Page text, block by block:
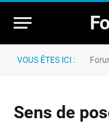
VOUS ÊTES ICI :
Sens de